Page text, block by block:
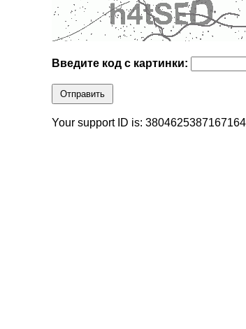
Введите код с картинки:
Отправить
Your support ID is: